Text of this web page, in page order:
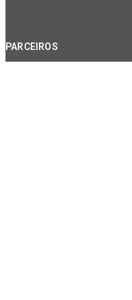
PARCEIROS